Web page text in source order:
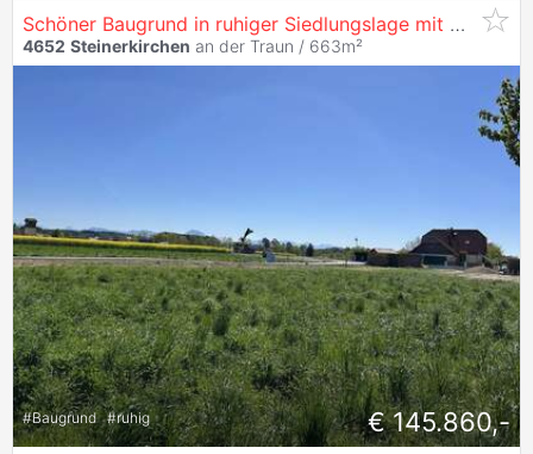
Schöner Baugrund in ruhiger Siedlungslage mit Grünblick |
4652 Steinerkirchen an der Traun / 663m²
#Baugrund #ruhig € 145.860,-